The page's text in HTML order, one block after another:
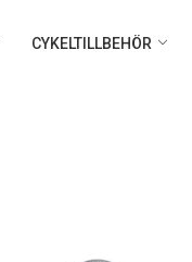
CYKELTILLBEHÖR